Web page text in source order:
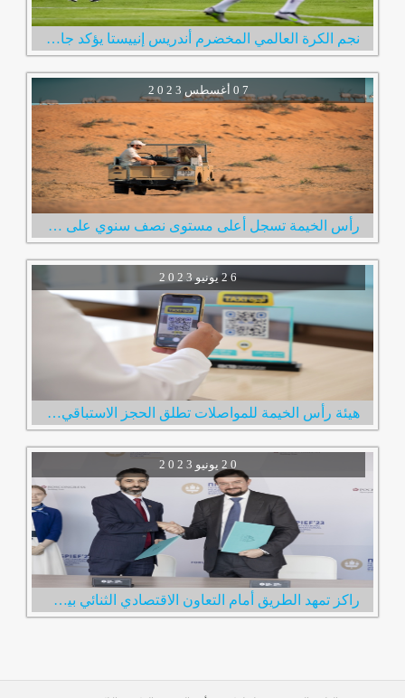
نجم الكرة العالمي المخضرم أندريس إنييستا يؤكد جاهزيته لخوض أولى مبارياته مع نادي الإمارات
2 0 2 3 0 7
رأس الخيمة تسجل أعلى مستوى نصف سنوي على الإطلاق في عدد الزوار الإمارة استقبلت 600 ألف زائر خلال النصف الأول من العام
2 0 2 3 يونيو2 6
هيئة رأس الخيمة للمواصلات تطلق الحجز الاستباقي لخدمة مركبات الأجرة عبر رمز الاستجابة السريع
2 0 2 3 2 0
راكز تمهد الطريق أمام التعاون الاقتصادي الثنائي بين الإمارات وروسيا خلال زيارة فريقها لمدينة سانت بطرسبرغ